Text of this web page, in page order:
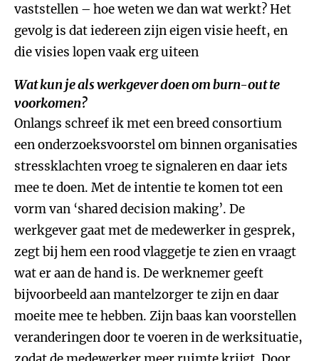
vaststellen – hoe weten we dan wat werkt? Het
gevolg is dat iedereen zijn eigen visie heeft, en
die visies lopen vaak erg uiteen
Wat kun je als werkgever doen om burn-out te
voorkomen?
Onlangs schreef ik met een breed consortium
een onderzoeksvoorstel om binnen organisaties
stressklachten vroeg te signaleren en daar iets
mee te doen. Met de intentie te komen tot een
vorm van ‘shared decision making’. De
werkgever gaat met de medewerker in gesprek,
zegt bij hem een rood vlaggetje te zien en vraagt
wat er aan de hand is. De werknemer geeft
bijvoorbeeld aan mantelzorger te zijn en daar
moeite mee te hebben. Zijn baas kan voorstellen
veranderingen door te voeren in de werksituatie,